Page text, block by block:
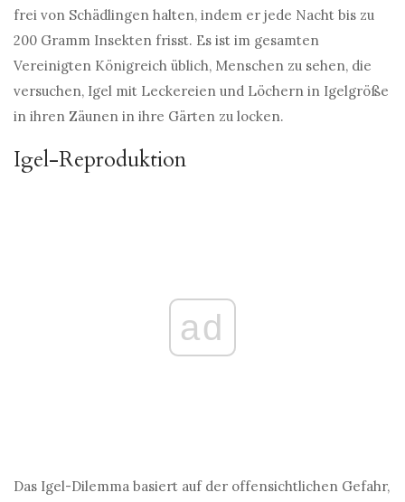
frei von Schädlingen halten, indem er jede Nacht bis zu
200 Gramm Insekten frisst. Es ist im gesamten
Vereinigten Königreich üblich, Menschen zu sehen, die
versuchen, Igel mit Leckereien und Löchern in Igelgröße
in ihren Zäunen in ihre Gärten zu locken.
Igel-Reproduktion
ad
Das Igel-Dilemma basiert auf der offensichtlichen Gefahr,